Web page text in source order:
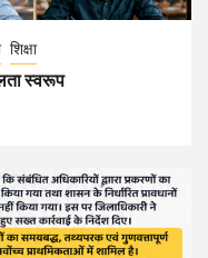
शिक्षा
स्वरूप